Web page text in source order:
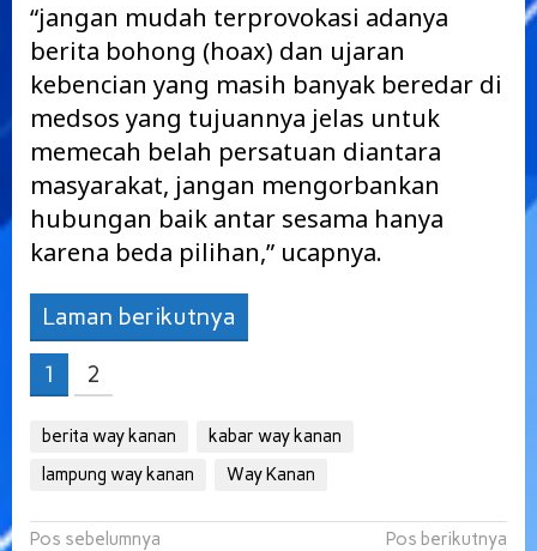
“jangan mudah terprovokasi adanya
berita bohong (hoax) dan ujaran
kebencian yang masih banyak beredar di
medsos yang tujuannya jelas untuk
memecah belah persatuan diantara
masyarakat, jangan mengorbankan
hubungan baik antar sesama hanya
karena beda pilihan,” ucapnya.
Laman berikutnya
1
2
berita way kanan
kabar way kanan
lampung way kanan
Way Kanan
Pos sebelumnya
Pos berikutnya